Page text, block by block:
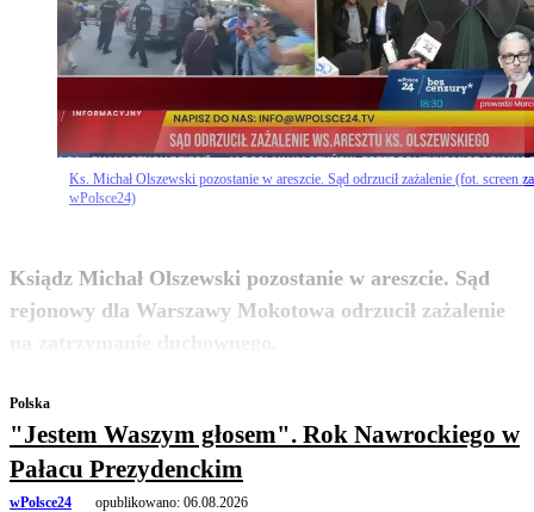
Ks. Michał Olszewski pozostanie w areszcie. Sąd odrzucił zażalenie (fot. screen za
wPolsce24)
Ksiądz Michał Olszewski pozostanie w areszcie. Sąd
rejonowy dla Warszawy Mokotowa odrzucił zażalenie
zobacz więcej
Polska
"Jestem Waszym głosem". Rok Nawrockiego w
Pałacu Prezydenckim
wPolsce24 opublikowano: 06.08.2026